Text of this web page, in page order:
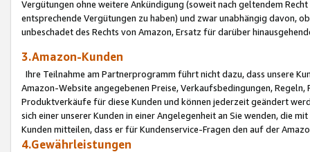
Vergütungen ohne weitere Ankündigung (soweit nach geltendem
entsprechende Vergütungen zu haben) und zwar unabhängig davon,
unbeschadet des Rechts von Amazon, Ersatz für darüber
3.Amazon-Kunden
Ihre Teilnahme am Partnerprogramm führt nicht dazu, dass unsere
Amazon-Website angegebenen Preise, Verkaufsbedingungen,
Produktverkäufe für diese Kunden und können jederzeit geändert
sich einer unserer Kunden in einer Angelegenheit an Sie wenden, die
Kunden mitteilen, dass er für Kundenservice-Fragen den auf der
4.Gewährleistungen